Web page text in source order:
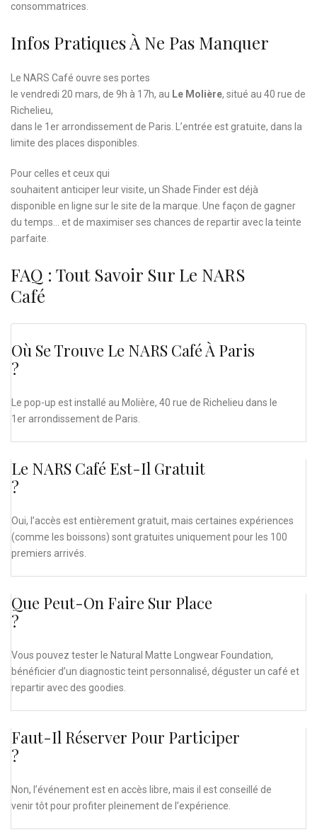
consommatrices.
Infos Pratiques À Ne Pas Manquer
Le NARS Café ouvre ses portes
le vendredi 20 mars, de 9h à 17h, au Le Molière, situé au 40 rue de
Richelieu,
dans le 1er arrondissement de Paris. L’entrée est gratuite, dans la
limite des places disponibles.
Pour celles et ceux qui
souhaitent anticiper leur visite, un Shade Finder est déjà
disponible en ligne sur le site de la marque. Une façon de gagner
du temps… et de maximiser ses chances de repartir avec la teinte
parfaite.
FAQ : Tout Savoir Sur Le NARS
Café
Où Se Trouve Le NARS Café À Paris
?
Le pop-up est installé au Molière, 40 rue de Richelieu dans le
1er arrondissement de Paris.
Le NARS Café Est-Il Gratuit
?
Oui, l’accès est entièrement gratuit, mais certaines expériences
(comme les boissons) sont gratuites uniquement pour les 100
premiers arrivés.
Que Peut-On Faire Sur Place
?
Vous pouvez tester le Natural Matte Longwear Foundation,
bénéficier d’un diagnostic teint personnalisé, déguster un café et
repartir avec des goodies.
Faut-Il Réserver Pour Participer
?
Non, l’événement est en accès libre, mais il est conseillé de
venir tôt pour profiter pleinement de l’expérience.